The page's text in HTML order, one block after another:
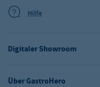
Über GastroHero
Digitaler Showroom
Hilfe